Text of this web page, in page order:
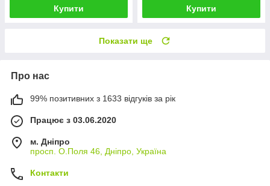
Купити Купити
Показати ще
Про нас
99% позитивних з 1633 відгуків за рік
Працює з 03.06.2020
м. Дніпро
просп. О.Поля 46, Дніпро, Україна
Контакти